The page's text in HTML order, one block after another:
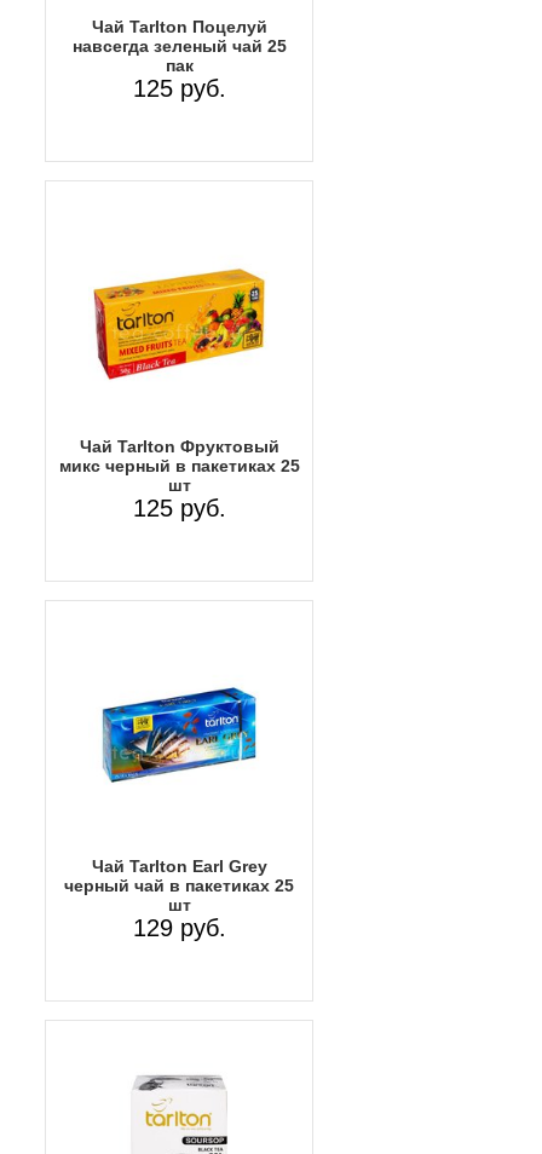
Чай Tarlton Поцелуй
навсегда зеленый чай 25
пак
125 руб.
Чай Tarlton Фруктовый
микс черный в пакетиках 25
шт
125 руб.
Чай Tarlton Earl Grey
черный чай в пакетиках 25
шт
129 руб.